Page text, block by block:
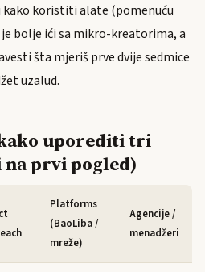
kako koristiti alate (pomenuću
bolje ići sa mikro-kreatorima, a
šta mjeriš prve dvije sedmice
uzalud.
uporediti tri
prvi pogled)
Platforms
(BaoLiba /
mreže)
Agencije /
menadžeri